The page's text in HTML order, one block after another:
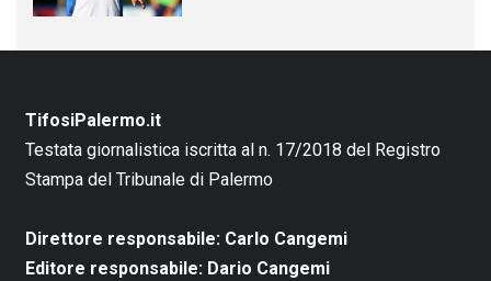
TifosiPalermo.it
Testata giornalistica iscritta al n. 17/2018 del Registro
Stampa del Tribunale di Palermo
Direttore responsabile: Carlo Cangemi
Editore responsabile: Dario Cangemi